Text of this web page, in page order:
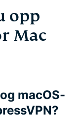
opp
Mac
macOS-